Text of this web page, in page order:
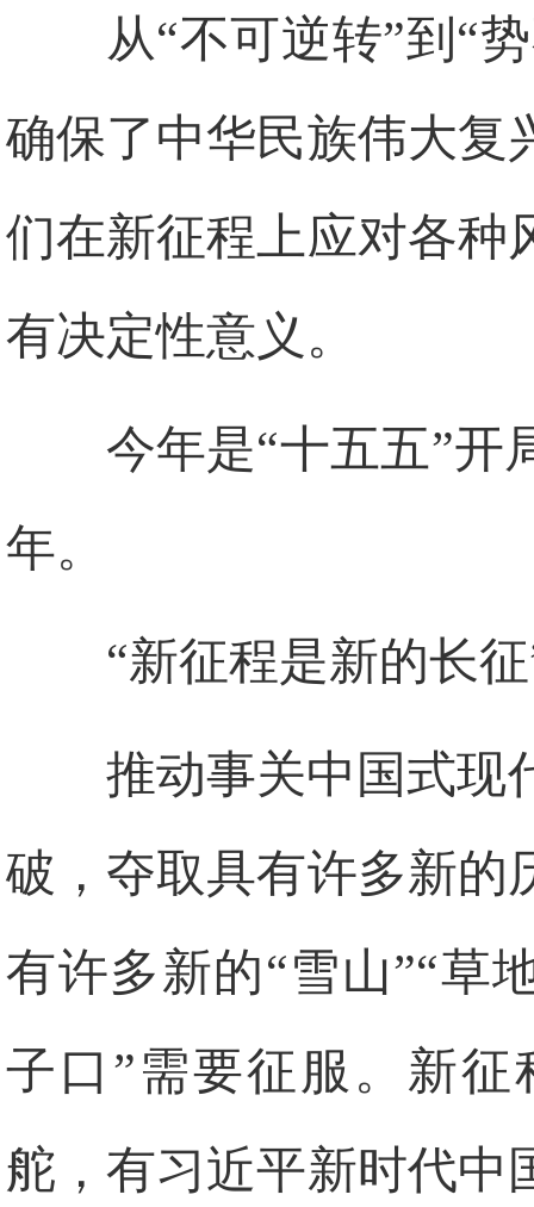
从“不可逆转”到“
确保了中华民族伟大复
们在新征程上应对各种
有决定性意义。
今年是“十五五”开
年。
“新征程是新的长
推动事关中国式现
破，夺取具有许多新的
有许多新的“雪山”“草
子口”需要征服。新
舵，有习近平新时代中